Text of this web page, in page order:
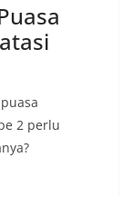
2 perlu